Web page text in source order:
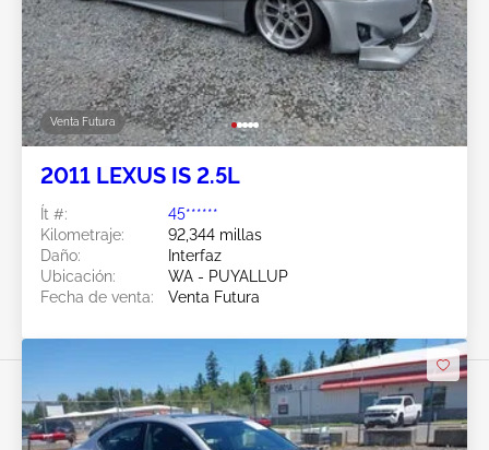
Venta Futura
2011 LEXUS IS 2.5L
Ít #:
45******
Kilometraje:
92,344 millas
Daño:
Interfaz
Ubicación:
WA - PUYALLUP
Fecha de venta:
Venta Futura